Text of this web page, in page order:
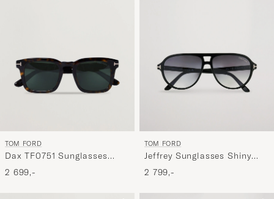
oplev
er
mere
til
TOM FORD
Dax TF0751 Sunglasses
Havanna
2 699,-
TOM FORD
Jeffrey Sunglasses Shiny
Black/Gradient Smoke
2 799,-